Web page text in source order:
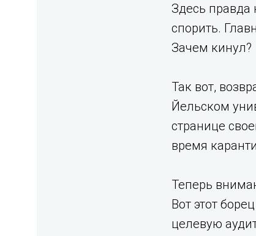
Здесь правда
спорить.
Зачем кинул?
Так вот,
Йельском
странице
время
Теперь
Вот этот
целевую